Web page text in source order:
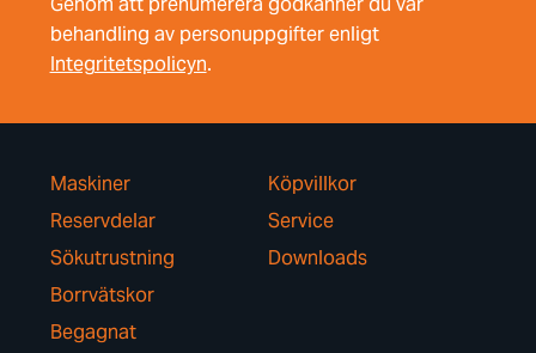
behandling av personuppgifter enligt
Integritetspolicyn.
Maskiner
Reservdelar
Sökutrustning
Borrvätskor
Begagnat
Köpvillkor
Service
Downloads